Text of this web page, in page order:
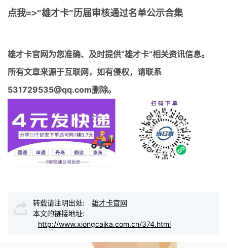
点我=>"雄才卡"历届审核通过名单公示合集
雄才卡官网为您准确、及时提供“雄才卡”相关资讯信息。
所有文章来源于互联网，如有侵权，请联系
531729535@qq.com删除。
转载请注明出处:
雄才卡官网
本文的链接地址:
http://www.xiongcaika.com.cn/374.html